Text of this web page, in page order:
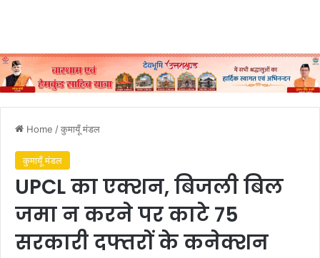
Home /कुमायूँ मंडल
कुमायूँ मंडल
UPCL का एक्शन, बिजली बिल
जमा न करने पर काटे 75
सरकारी दफ्तरों के कनेक्शन